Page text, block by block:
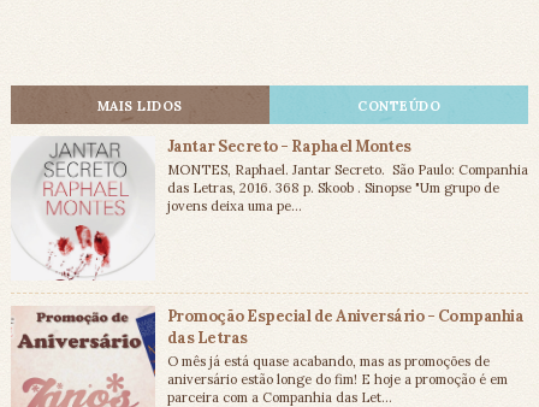
MAIS LIDOS CONTEÚDO
Jantar Secreto - Raphael Montes
MONTES, Raphael. Jantar Secreto. São Paulo: Companhia
das Letras, 2016. 368 p. Skoob . Sinopse "Um grupo de
jovens deixa uma pe...
Promoção Especial de Aniversário - Companhia
das Letras
O mês já está quase acabando, mas as promoções de
aniversário estão longe do fim! E hoje a promoção é em
parceira com a Companhia das Let...